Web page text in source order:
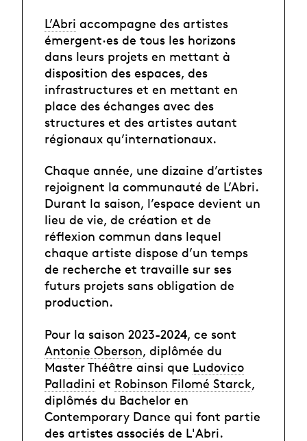
L’Abri accompagne des artistes
émergent·es de tous les horizons
dans leurs projets en mettant à
disposition des espaces, des
infrastructures et en mettant en
place des échanges avec des
structures et des artistes autant
régionaux qu’internationaux.
Chaque année, une dizaine d’artistes
rejoignent la communauté de L’Abri.
Durant la saison, l’espace devient un
lieu de vie, de création et de
réflexion commun dans lequel
chaque artiste dispose d’un temps
de recherche et travaille sur ses
futurs projets sans obligation de
production.
Pour la saison 2023-2024, ce sont
Antonie Oberson, diplômée du
Master Théâtre ainsi que Ludovico
Palladini et Robinson Filomé Starck,
diplômés du Bachelor en
Contemporary Dance qui font partie
des artistes associés de L'Abri.